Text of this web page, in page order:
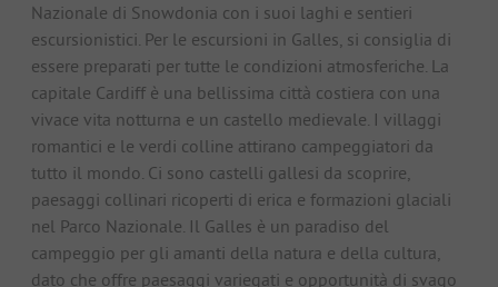
Nazionale di Snowdonia con i suoi laghi e sentieri
escursionistici. Per le escursioni in Galles, si consiglia di
essere preparati per tutte le condizioni atmosferiche. La
capitale Cardiff è una bellissima città costiera con una
vivace vita notturna e un castello medievale. I villaggi
romantici e le verdi colline attirano campeggiatori da
tutto il mondo. Ci sono castelli gallesi da scoprire,
paesaggi collinari ricoperti di erica e formazioni glaciali
nel Parco Nazionale. Il Galles è un paradiso del
campeggio per gli amanti della natura e della cultura,
dato che offre paesaggi variegati e opportunità di svago